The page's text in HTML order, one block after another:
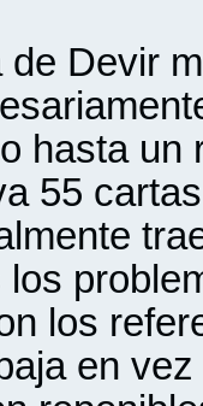
de Devir
hasta un
55
los
los
en